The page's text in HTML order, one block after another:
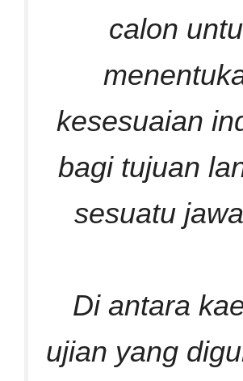
calon
kesesuaian
bagi tujuan
sesuatu
Di antara
ujian yang